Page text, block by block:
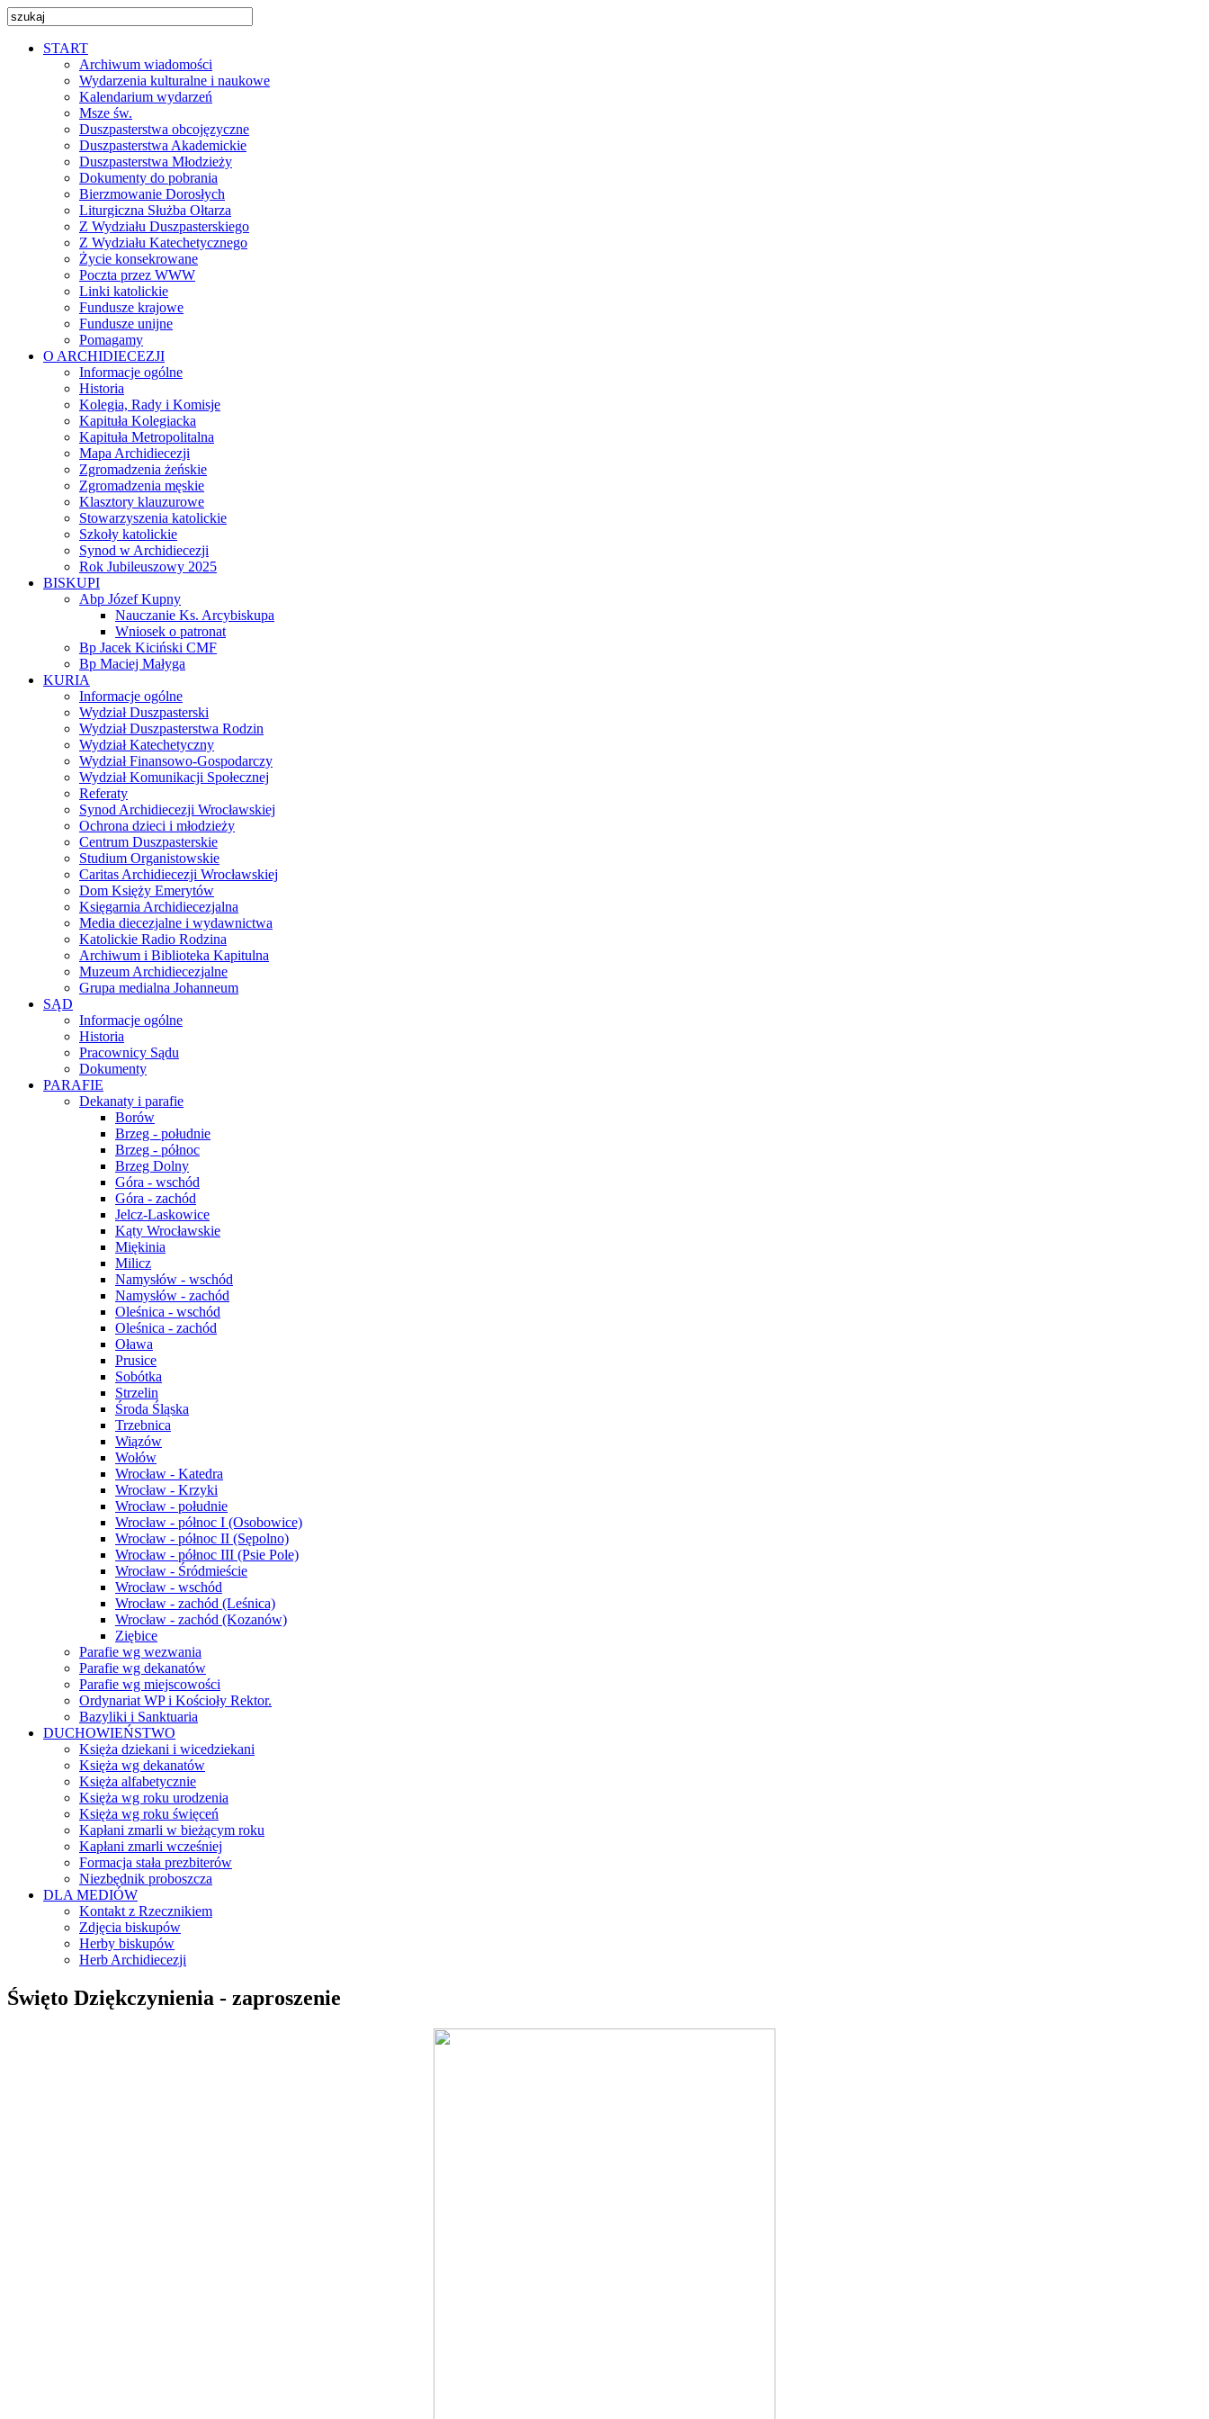
START
Archiwum wiadomości
Wydarzenia kulturalne i naukowe
Kalendarium wydarzeń
Msze św.
Duszpasterstwa obcojęzyczne
Duszpasterstwa Akademickie
Duszpasterstwa Młodzieży
Dokumenty do pobrania
Bierzmowanie Dorosłych
Liturgiczna Służba Ołtarza
Z Wydziału Duszpasterskiego
Z Wydziału Katechetycznego
Życie konsekrowane
Poczta przez WWW
Linki katolickie
Fundusze krajowe
Fundusze unijne
Pomagamy
O ARCHIDIECEZJI
Informacje ogólne
Historia
Kolegia, Rady i Komisje
Kapituła Kolegiacka
Kapituła Metropolitalna
Mapa Archidiecezji
Zgromadzenia żeńskie
Zgromadzenia męskie
Klasztory klauzurowe
Stowarzyszenia katolickie
Szkoły katolickie
Synod w Archidiecezji
Rok Jubileuszowy 2025
BISKUPI
Abp Józef Kupny
Nauczanie Ks. Arcybiskupa
Wniosek o patronat
Bp Jacek Kiciński CMF
Bp Maciej Małyga
KURIA
Informacje ogólne
Wydział Duszpasterski
Wydział Duszpasterstwa Rodzin
Wydział Katechetyczny
Wydział Finansowo-Gospodarczy
Wydział Komunikacji Społecznej
Referaty
Synod Archidiecezji Wrocławskiej
Ochrona dzieci i młodzieży
Centrum Duszpasterskie
Studium Organistowskie
Caritas Archidiecezji Wrocławskiej
Dom Księży Emerytów
Księgarnia Archidiecezjalna
Media diecezjalne i wydawnictwa
Katolickie Radio Rodzina
Archiwum i Biblioteka Kapitulna
Muzeum Archidiecezjalne
Grupa medialna Johanneum
SĄD
Informacje ogólne
Historia
Pracownicy Sądu
Dokumenty
PARAFIE
Dekanaty i parafie
Borów
Brzeg - południe
Brzeg - północ
Brzeg Dolny
Góra - wschód
Góra - zachód
Jelcz-Laskowice
Kąty Wrocławskie
Miękinia
Milicz
Namysłów - wschód
Namysłów - zachód
Oleśnica - wschód
Oleśnica - zachód
Oława
Prusice
Sobótka
Strzelin
Środa Śląska
Trzebnica
Wiązów
Wołów
Wrocław - Katedra
Wrocław - Krzyki
Wrocław - południe
Wrocław - północ I (Osobowice)
Wrocław - północ II (Sępolno)
Wrocław - północ III (Psie Pole)
Wrocław - Śródmieście
Wrocław - wschód
Wrocław - zachód (Leśnica)
Wrocław - zachód (Kozanów)
Ziębice
Parafie wg wezwania
Parafie wg dekanatów
Parafie wg miejscowości
Ordynariat WP i Kościoły Rektor.
Bazyliki i Sanktuaria
DUCHOWIEŃSTWO
Księża dziekani i wicedziekani
Księża wg dekanatów
Księża alfabetycznie
Księża wg roku urodzenia
Księża wg roku święceń
Kapłani zmarli w bieżącym roku
Kapłani zmarli wcześniej
Formacja stała prezbiterów
Niezbędnik proboszcza
DLA MEDIÓW
Kontakt z Rzecznikiem
Zdjęcia biskupów
Herby biskupów
Herb Archidiecezji
Święto Dziękczynienia - zaproszenie